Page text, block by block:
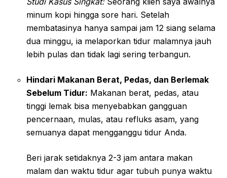
minum kopi hingga sore hari. Setelah
membatasinya hanya sampai jam 12 siang selama
dua minggu, ia melaporkan tidur malamnya jauh
lebih pulas dan tidak lagi sering terbangun.
Hindari Makanan Berat, Pedas, dan Berlemak
Sebelum Tidur: Makanan berat, pedas, atau
tinggi lemak bisa menyebabkan gangguan
pencernaan, mulas, atau refluks asam, yang
semuanya dapat mengganggu tidur Anda.
Beri jarak setidaknya 2-3 jam antara makan
malam dan waktu tidur agar tubuh punya waktu